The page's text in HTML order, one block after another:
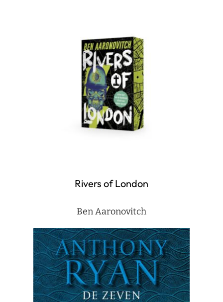
Rivers of London
Ben Aaronovitch